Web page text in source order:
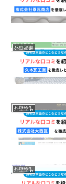
外壁塗装
外壁塗装
外壁塗装